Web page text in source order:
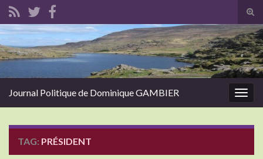
Search for:
Journal Politique de Dominique GAMBIER
TAG: PRÉSIDENT